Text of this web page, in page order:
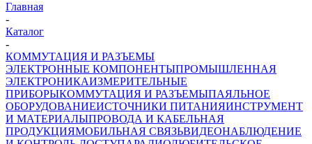
Главная
-
Каталог
-
КОММУТАЦИЯ И РАЗЪЕМЫ
ЭЛЕКТРОННЫЕ КОМПОНЕНТЫПРОМЫШЛЕННАЯ
ЭЛЕКТРОНИКАИЗМЕРИТЕЛЬНЫЕ
ПРИБОРЫКОММУТАЦИЯ И РАЗЪЕМЫПАЯЛЬНОЕ
ОБОРУДОВАНИЕИСТОЧНИКИ ПИТАНИЯИНСТРУМЕНТ
И МАТЕРИАЛЫПРОВОДА И КАБЕЛЬНАЯ
ПРОДУКЦИЯМОБИЛЬНАЯ СВЯЗЬВИДЕОНАБЛЮДЕНИЕ